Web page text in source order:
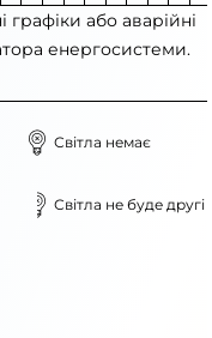
графіки або аварійні
енергосистеми.
Світла немає
Світла не буде другі